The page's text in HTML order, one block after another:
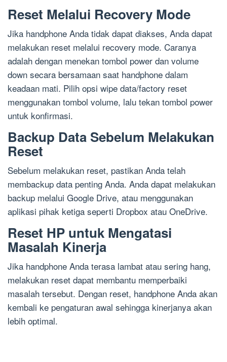
Reset Melalui Recovery Mode
Jika handphone Anda tidak dapat diakses, Anda dapat
melakukan reset melalui recovery mode. Caranya
adalah dengan menekan tombol power dan volume
down secara bersamaan saat handphone dalam
keadaan mati. Pilih opsi wipe data/factory reset
menggunakan tombol volume, lalu tekan tombol power
untuk konfirmasi.
Backup Data Sebelum Melakukan
Reset
Sebelum melakukan reset, pastikan Anda telah
membackup data penting Anda. Anda dapat melakukan
backup melalui Google Drive, atau menggunakan
aplikasi pihak ketiga seperti Dropbox atau OneDrive.
Reset HP untuk Mengatasi
Masalah Kinerja
Jika handphone Anda terasa lambat atau sering hang,
melakukan reset dapat membantu memperbaiki
masalah tersebut. Dengan reset, handphone Anda akan
kembali ke pengaturan awal sehingga kinerjanya akan
lebih optimal.